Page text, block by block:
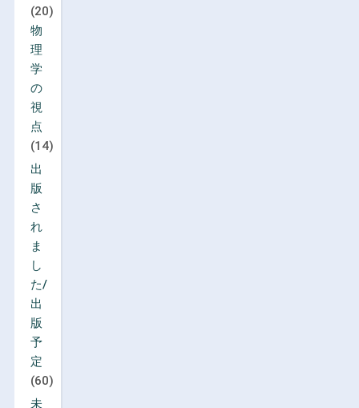
(20)
物
理
学
の
視
点
(14)
出
版
さ
れ
ま
し
た/
出
版
予
定
(60)
未